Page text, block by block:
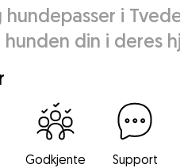
hundepasser i
din i deres
Godkjente
Support